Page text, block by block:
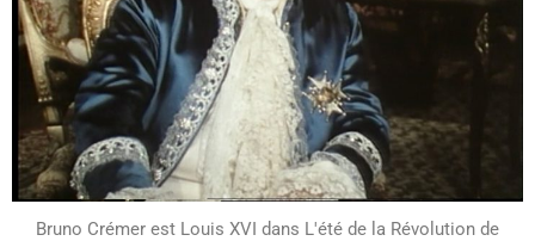
Bruno Crémer est Louis XVI dans L'été de la Révolution de